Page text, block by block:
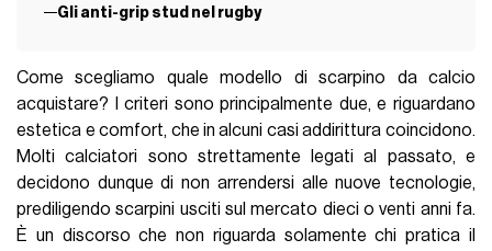
Gli anti-grip stud nel rugby
Come scegliamo quale modello di scarpino da calcio
acquistare? I criteri sono principalmente due, e riguardano
estetica e comfort, che in alcuni casi addirittura coincidono.
Molti calciatori sono strettamente legati al passato, e
decidono dunque di non arrendersi alle nuove tecnologie,
prediligendo scarpini usciti sul mercato dieci o venti anni fa.
È un discorso che non riguarda solamente chi pratica il